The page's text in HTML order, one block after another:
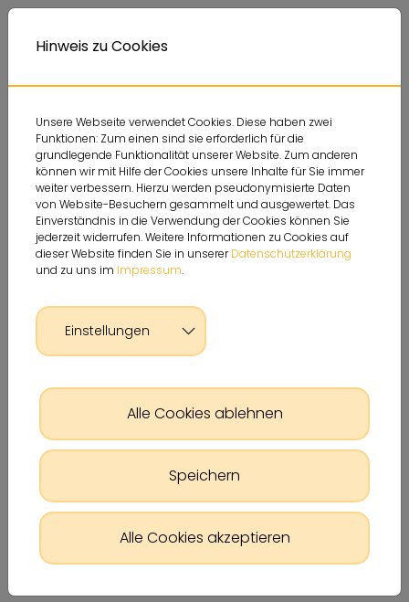
Deutsche Sportjugend Themen Service
Kontrastversion
Glossar
Hinweis zu Cookies
Unsere Webseite verwendet Cookies. Diese haben zwei
Funktionen: Zum einen sind sie erforderlich für die
grundlegende Funktionalität unserer Website. Zum anderen
können wir mit Hilfe der Cookies unsere Inhalte für Sie immer
weiter verbessern. Hierzu werden pseudonymisierte Daten
von Website-Besuchern gesammelt und ausgewertet. Das
Einverständnis in die Verwendung der Cookies können Sie
jederzeit widerrufen. Weitere Informationen zu Cookies auf
dieser Website finden Sie in unsererDatenschutzerklärung
und zu uns im Impressum.
Einstellungen
Alle Cookies ablehnen
Speichern
Alle Cookies akzeptieren